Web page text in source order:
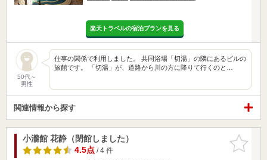
楽天トラベルの宿泊プランを見る
50代～
男性
仕事の関係で利用しました。 共同浴場「切湯」の隣にあるビルの
旅館です。 「切湯」が、道路から川の方に降りて行くのと…
関連情報から探す
お気に入
りに追加
小瀧館 花静（閉館しました）
4.5点/ 4 件